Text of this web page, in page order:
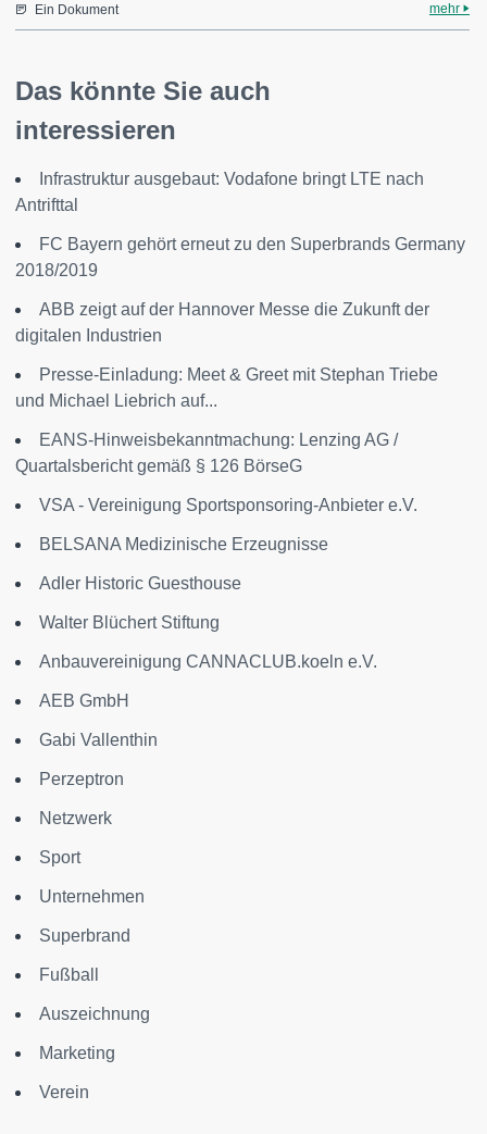
Ein Dokument mehr
Das könnte Sie auch
interessieren
Infrastruktur ausgebaut: Vodafone bringt LTE nach
Antrifttal
FC Bayern gehört erneut zu den Superbrands Germany
2018/2019
ABB zeigt auf der Hannover Messe die Zukunft der
digitalen Industrien
Presse-Einladung: Meet & Greet mit Stephan Triebe
und Michael Liebrich auf...
EANS-Hinweisbekanntmachung: Lenzing AG /
Quartalsbericht gemäß § 126 BörseG
VSA - Vereinigung Sportsponsoring-Anbieter e.V.
BELSANA Medizinische Erzeugnisse
Adler Historic Guesthouse
Walter Blüchert Stiftung
Anbauvereinigung CANNACLUB.koeln e.V.
AEB GmbH
Gabi Vallenthin
Perzeptron
Netzwerk
Sport
Unternehmen
Superbrand
Fußball
Auszeichnung
Marketing
Verein